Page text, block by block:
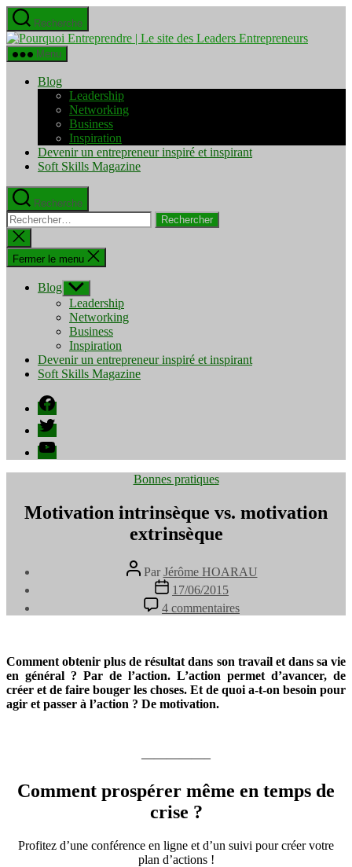
Aller
au
contenu
Recherche
Pourquoi
Menu
Blog
Leadership
Networking
Business
Inspiration
Devenir un entrepreneur inspiré et inspirant
Soft Skills Magazine
Recherche
Rechercher :
Fermer
la
recherche
Fermer le menu
Blog Afficher
le
sous-
menu
Leadership
Networking
Business
Inspiration
Devenir un entrepreneur inspiré et inspirant
Soft Skills Magazine
Facebook
Twitter
YouTube
Catégories
Bonnes pratiques
Motivation intrinsèque vs. motivation
extrinsèque
Auteur
de
l’article
Par Jérôme HOARAU
Date
de
l’article
17/06/2015
4 commentaires
Motivation
motivation
extrinsèque
Comment obtenir plus de résultat dans son travail et dans sa vie
en général ? Par de l’action. L’action permet d’avancer, de
créer et de faire bouger les choses. Et de quoi a-t-on besoin pour
agir et passer à l’action ? De motivation.
—————–
Comment prospérer même en temps de
crise ?
Profitez d’une conférence en ligne et d’un suivi pour créer votre
plan d’actions !